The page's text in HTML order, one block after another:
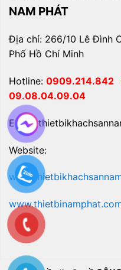
NAM PHÁT
Địa chỉ: 266/10 Lê Đình
Phố Hồ Chí Minh
Hotline: 0909.214.842
09.08.04.09.04
Email:
Website: